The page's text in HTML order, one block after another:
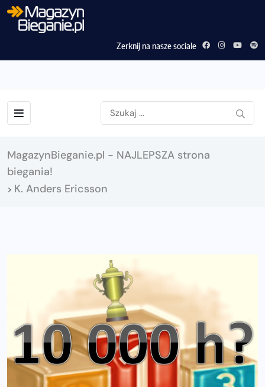
Zerknij na nasze sociale
MagazynBieganie.pl - NAJLEPSZA strona
biegania!
> K. Anders Ericsson